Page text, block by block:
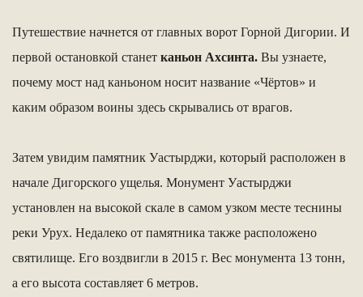
Путешествие начнется от главных ворот Горной Дигории. И
первой остановкой станет каньон Ахсинта. Вы узнаете,
почему мост над каньоном носит название «Чёртов» и
каким образом воины здесь скрывались от врагов.
Затем увидим памятник Уастырджи, который расположен в
начале Дигорского ущелья. Монумент Уастырджи
установлен на высокой скале в самом узком месте теснины
реки Урух. Недалеко от памятника также расположено
святилище. Его воздвигли в 2015 г. Вес монумента 13 тонн,
а его высота составляет 6 метров.